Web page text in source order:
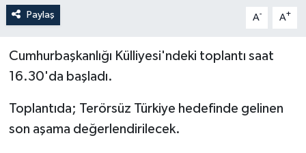
Paylaş A- A+
Cumhurbaşkanlığı Külliyesi'ndeki toplantı saat
16.30'da başladı.
Toplantıda; Terörsüz Türkiye hedefinde gelinen
son aşama değerlendirilecek.
Türkiye